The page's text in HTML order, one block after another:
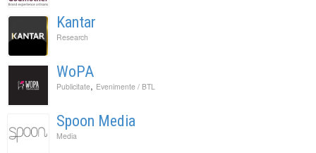
Kantar
Research
WoPA
Publicitate, Evenimente / BTL
Spoon Media
Media